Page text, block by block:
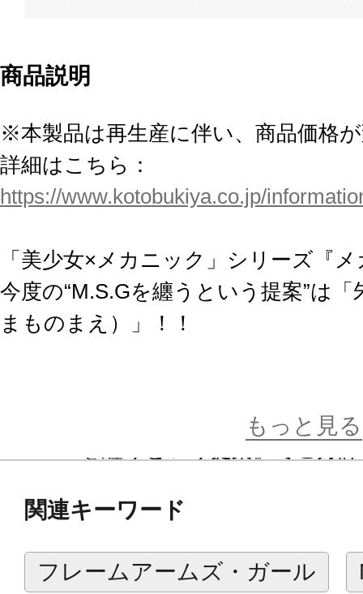
商品説明
※本製品は再生産に伴い、商品価格
詳細はこちら：
https://www.kotobukiya.co.jp/
「美少女×メカニック」シリーズ『
今度の“M.S.Gを纏うという提案”は
まものまえ）」！！
チーフとしたメガミデバイスとなっ
つつ更なる新規造形パーツをワンセ
もっと見る
関連キーワード
フレームアームズ・ガール